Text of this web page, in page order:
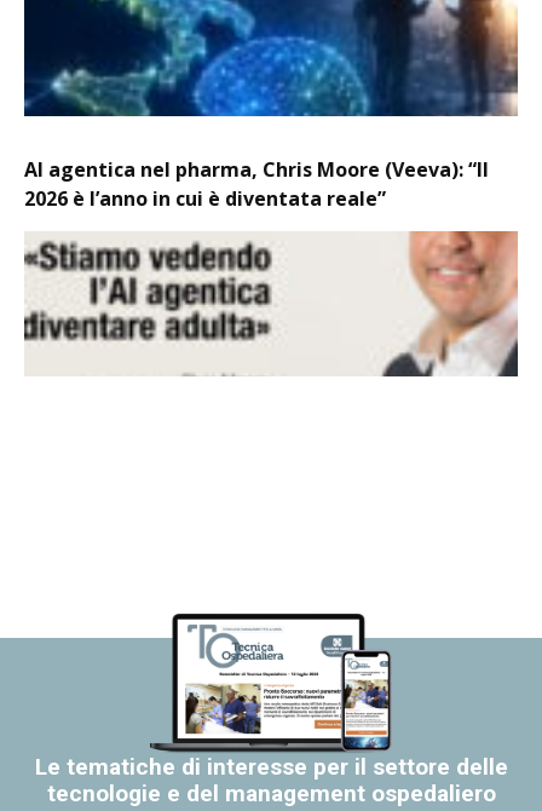
AI agentica nel pharma, Chris Moore (Veeva): “Il
2026 è l’anno in cui è diventata reale”
Le tematiche di interesse per il settore delle
tecnologie e del management ospedaliero